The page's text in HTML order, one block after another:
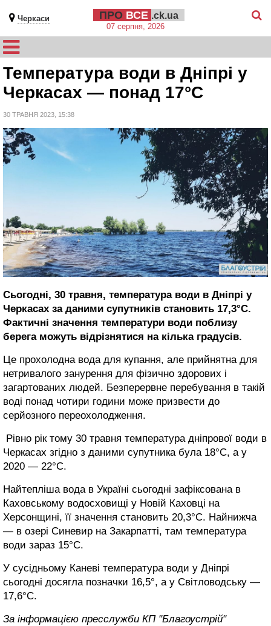
Черкаси ПРО ВСЕ .ck.ua
07 серпня, 2026
Температура води в Дніпрі у
Черкасах — понад 17°С
30 ТРАВНЯ 2023, 15:38
Сьогодні, 30 травня, температура води в Дніпрі у
Черкасах за даними супутників становить 17,3°С.
Фактичні значення температури води поблизу
берега можуть відрізнятися на кілька градусів.
Це прохолодна вода для купання, але прийнятна для
нетривалого занурення для фізично здорових і
загартованих людей. Безперервне перебування в такій
воді понад чотири години може призвести до
серйозного переохолодження.
Рівно рік тому 30 травня температура дніпрової води в
Черкасах згідно з даними супутника була 18°C, а у
2020 — 22°С.
Найтепліша вода в Україні сьогодні зафіксована в
Каховському водосховищі у Новій Каховці на
Херсонщині, її значення становить 20,3°C. Найнижча
— в озері Синевир на Закарпатті, там температура
води зараз 15°C.
У сусідньому Каневі температура води у Дніпрі
сьогодні досягла позначки 16,5°, а у Світловодську —
17,6°С.
За інформацією пресслужби КП "Благоустрій"